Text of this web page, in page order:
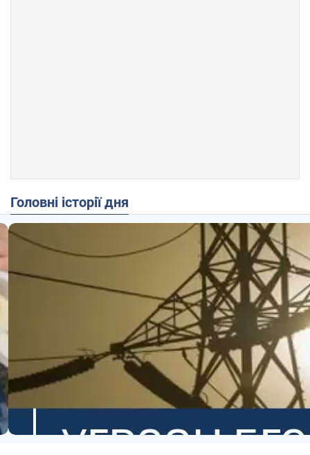
Головні історії дня